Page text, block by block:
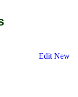
Edit New